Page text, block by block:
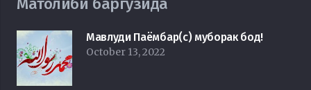
Матолиби баргузида
Мавлуди Паёмбар(с) муборак бод!
October 13, 2022